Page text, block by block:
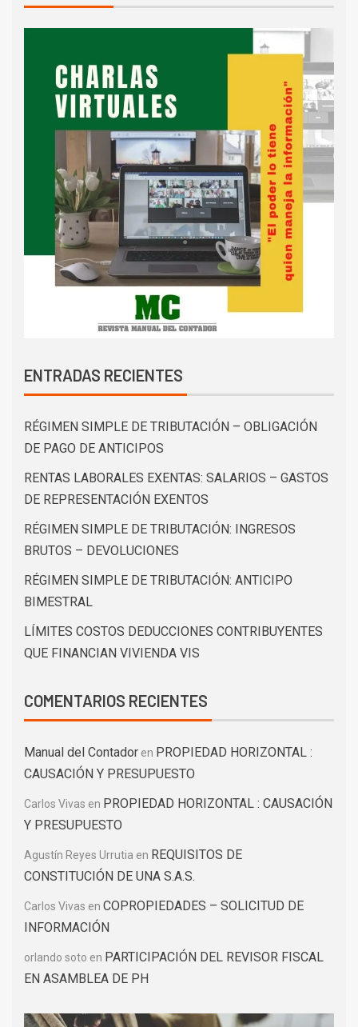
ENTRADAS RECIENTES
RÉGIMEN SIMPLE DE TRIBUTACIÓN – OBLIGACIÓN
DE PAGO DE ANTICIPOS
RENTAS LABORALES EXENTAS: SALARIOS – GASTOS
DE REPRESENTACIÓN EXENTOS
RÉGIMEN SIMPLE DE TRIBUTACIÓN: INGRESOS
BRUTOS – DEVOLUCIONES
RÉGIMEN SIMPLE DE TRIBUTACIÓN: ANTICIPO
BIMESTRAL
LÍMITES COSTOS DEDUCCIONES CONTRIBUYENTES
QUE FINANCIAN VIVIENDA VIS
COMENTARIOS RECIENTES
Manual del Contador en PROPIEDAD HORIZONTAL :
CAUSACIÓN Y PRESUPUESTO
Carlos Vivas en PROPIEDAD HORIZONTAL : CAUSACIÓN
Y PRESUPUESTO
Agustín Reyes Urrutia en REQUISITOS DE
CONSTITUCIÓN DE UNA S.A.S.
Carlos Vivas en COPROPIEDADES – SOLICITUD DE
INFORMACIÓN
orlando soto en PARTICIPACIÓN DEL REVISOR FISCAL
EN ASAMBLEA DE PH